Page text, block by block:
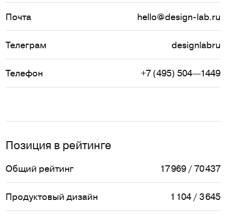
Почта hello@design-lab.ru
Телеграм designlabru
Телефон +7 (495) 504—1449
Позиция в рейтинге
Общий рейтинг 17 969 / 70 437
Продуктовый дизайн 1 104 / 3 645